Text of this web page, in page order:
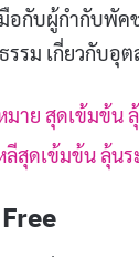
อกับผู้กำกับพัคช
รม เกี่ยวกับอุ
มาย สุดเข้มข้น
ลีสุดเข้มข้น ลุ้น